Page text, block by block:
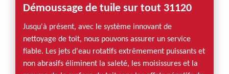
Démoussage de tuile sur tout 31120
Jusqu'à présent, avec le système innovant de
nettoyage de toit, nous pouvons assurer un service
fiable. Les jets d'eau rotatifs extrêmement puissants et
non abrasifs éliminent la saleté, les moisissures et la